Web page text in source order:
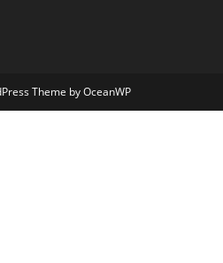
Theme by OceanWP